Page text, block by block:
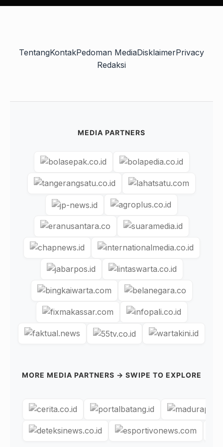
TentangKontakPedoman MediaDisklaimerPrivacy
Redaksi
MEDIA PARTNERS
MORE MEDIA PARTNERS → SWIPE TO EXPLORE